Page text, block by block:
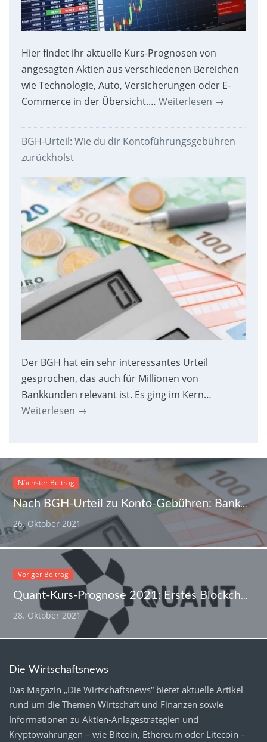
Hier findet ihr aktuelle Kurs-Prognosen von
angesagten Aktien aus verschiedenen Bereichen
wie Technologie, Auto, Versicherungen oder E-
Commerce in der Übersicht.… Weiterlesen →
BGH-Urteil: Wie du dir Kontoführungsgebühren
zurückholst
Der BGH hat ein sehr interessantes Urteil
gesprochen, das auch für Millionen von
Bankkunden relevant ist. Es ging im Kern…
Weiterlesen →
Nächster Beitrag
Nach BGH-Urteil zu Konto-Gebühren: Banken erhöhen den Druck auf die Kunden
26. Oktober 2021
Voriger Beitrag
Quant-Kurs-Prognose 2021: Erstes Blockchain-OS könnte an 900-Dollar-Marke kratzen
28. Oktober 2021
Die Wirtschaftsnews
Das Magazin „Die Wirtschaftsnews“ bietet aktuelle Artikel
rund um die Themen Wirtschaft und Finanzen sowie
Informationen zu Aktien-Anlagestrategien und
Kryptowährungen – wie Bitcoin, Ethereum oder Litecoin –